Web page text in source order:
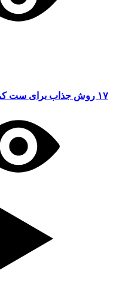
۱۷ روش جذاب برای ست کردن بوت مچی قرمز در استایل